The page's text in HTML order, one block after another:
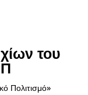
του
Πολιτισμό»